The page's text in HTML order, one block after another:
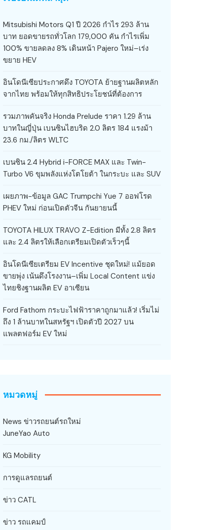
Mitsubishi Motors Q1 ปี 2026 กำไร 293 ล้าน
บาท ยอดขายรถทั่วโลก 179,000 คัน กำไรเพิ่ม
100% ขายลดลง 8% เดินหน้า Pajero ใหม่–เร่ง
ขยาย HEV
อินโดนีเซียประกาศดึง TOYOTA ย้ายฐานผลิตหลัก
จากไทย พร้อมให้ทุกสิทธิประโยชน์ที่ต้องการ
รวมภาพคันจริง Honda Prelude ราคา 1.29 ล้าน
บาทในญี่ปุ่น เบนซินไฮบริด 2.0 ลิตร 184 แรงม้า
23.6 กม./ลิตร WLTC
เบนซิน 2.4 Hybrid i-FORCE MAX และ Twin-
Turbo V6 ขุมพลังแห่งโตโยต้า ในกระบะ และ SUV
เผยภาพ-ข้อมูล GAC Trumpchi Yue 7 ออฟโรด
PHEV ใหม่ ก่อนเปิดตัวจีน กันยายนนี้
TOYOTA HILUX TRAVO Z-Edition มีทั้ง 2.8 ลิตร
และ 2.4 ลิตรให้เลือกเตรียมเปิดตัวเร็วๆนี้
อินโดนีเซียเตรียม EV Incentive ชุดใหม่! แม้ยอด
ขายพุ่ง เน้นดึงโรงงาน–เพิ่ม Local Content แข่ง
ไทยชิงฐานผลิต EV อาเซียน
Ford Fathom กระบะไฟฟ้าราคาถูกมาแล้ว! เริ่มไม่
ถึง 1 ล้านบาทในสหรัฐฯ เปิดตัวปี 2027 บน
แพลตฟอร์ม EV ใหม่
หมวดหมู่
News ข่าวรถยนต์รถใหม่
JuneYao Auto
KG Mobility
การดูแลรถยนต์
ข่าว CATL
ข่าว รถแคมป์